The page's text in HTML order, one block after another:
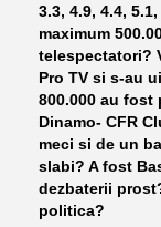
3.3, 4.9, 4.4, 5.1,
maximum
telespectatori?
Pro TV si s-au
800.000 au fost
Dinamo- CFR
meci si de un
slabi? A fost
dezbaterii
politica?